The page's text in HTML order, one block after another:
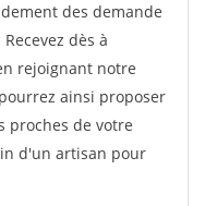
des demande
dès à
rejoignant notre
ainsi proposer
proches de votre
d'un artisan pour